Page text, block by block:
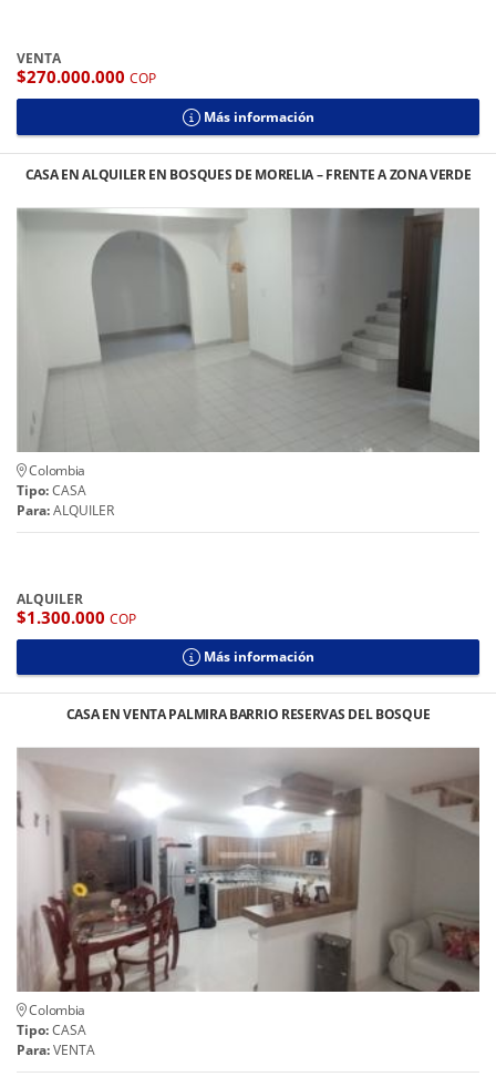
VENTA
$270.000.000 COP
Más información
CASA EN ALQUILER EN BOSQUES DE MORELIA – FRENTE A ZONA VERDE
Colombia
Tipo:CASA
Para:ALQUILER
ALQUILER
$1.300.000 COP
Más información
CASA EN VENTA PALMIRA BARRIO RESERVAS DEL BOSQUE
Colombia
Tipo:CASA
Para:VENTA